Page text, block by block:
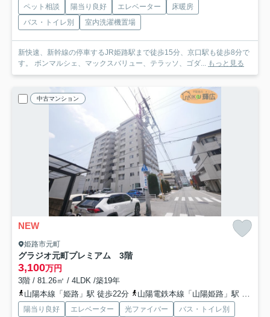
ペット相談 陽当り良好 エレベーター
床暖房
バス・トイレ別
室内洗濯機置場
新快速、新幹線の停車するJR姫路駅まで徒歩15分、京口駅も徒歩8分で
す。 ボンマルシェ、マックスバリュー、テラッソ、ゴダ...
もっと見る
中古マンション
NEW
姫路市元町
グラジオ元町プレミアム 3階
3,100万円
3階 / 81.26㎡ / 4LDK /築19年
山陽本線「姫路」駅 徒歩22分
山陽電鉄本線「山陽姫路」駅 徒歩20分
陽当り良好 エレベーター 光ファイバー
バス・トイレ別